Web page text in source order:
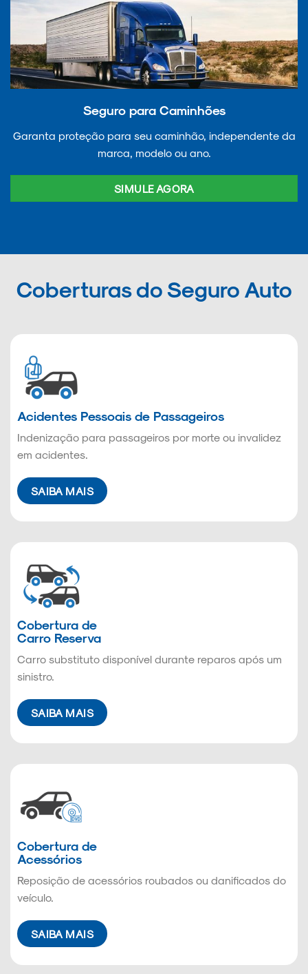
Seguro para Caminhões
Garanta proteção para seu caminhão, independente da
marca, modelo ou ano.
SIMULE AGORA
Coberturas do Seguro Auto
Acidentes Pessoais de Passageiros
Indenização para passageiros por morte ou invalidez
em acidentes.
SAIBA MAIS
Cobertura de
Carro Reserva
Carro substituto disponível durante reparos após um
sinistro.
SAIBA MAIS
Cobertura de
Acessórios
Reposição de acessórios roubados ou danificados do
veículo.
SAIBA MAIS